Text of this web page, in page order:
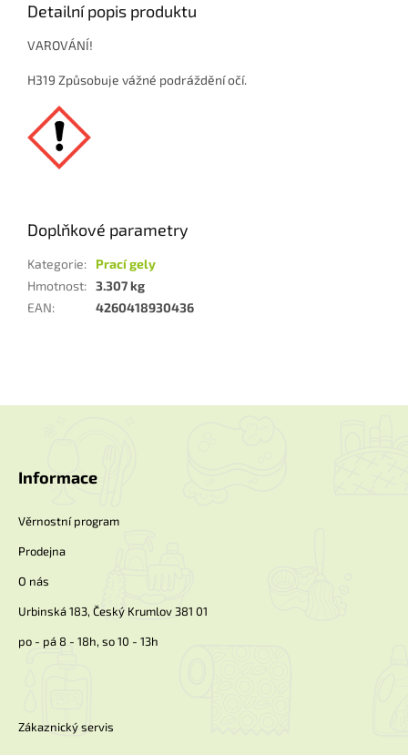
Detailní popis produktu
VAROVÁNÍ!
H319 Způsobuje vážné podráždění očí.
Doplňkové parametry
Kategorie:
Prací gely
Hmotnost: 3.307 kg
EAN: 4260418930436
Informace
Věrnostní program
Prodejna
O nás
Urbinská 183, Český Krumlov 381 01
po - pá 8 - 18h, so 10 - 13h
Zákaznický servis